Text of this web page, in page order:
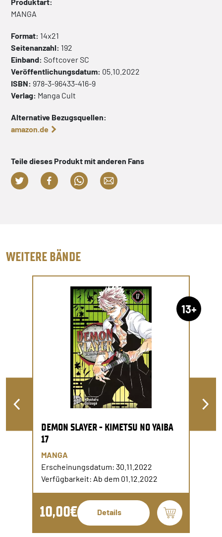
MANGA
Format: 14x21
Seitenanzahl: 192
Einband: SoftcoverSC
Veröffentlichungsdatum: 05.10.2022
ISBN: 978-3-96433-416-9
Verlag: Manga Cult
Alternative Bezugsquellen:
amazon.de
Teile dieses Produkt mit anderen Fans
WEITERE BÄNDE
13+
DEMON SLAYER - KIMETSU NO YAIBA
17
MANGA
Erscheinungsdatum: 30.11.2022
Verfügbarkeit: Ab dem 01.12.2022
10,00€ Details